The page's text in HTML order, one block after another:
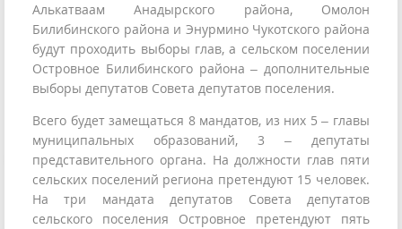
Алькатваам Анадырского района, Омолон
Билибинского района и Энурмино Чукотского района
будут проходить выборы глав, а сельском поселении
Островное Билибинского района – дополнительные
выборы депутатов Совета депутатов поселения.
Всего будет замещаться 8 мандатов, из них 5 – главы
муниципальных образований, 3 – депутаты
представительного органа. На должности глав пяти
сельских поселений региона претендуют 15 человек.
На три мандата депутатов Совета депутатов
сельского поселения Островное претендуют пять